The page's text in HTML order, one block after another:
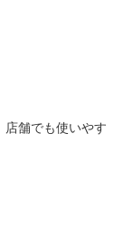
店舗でも使いやす